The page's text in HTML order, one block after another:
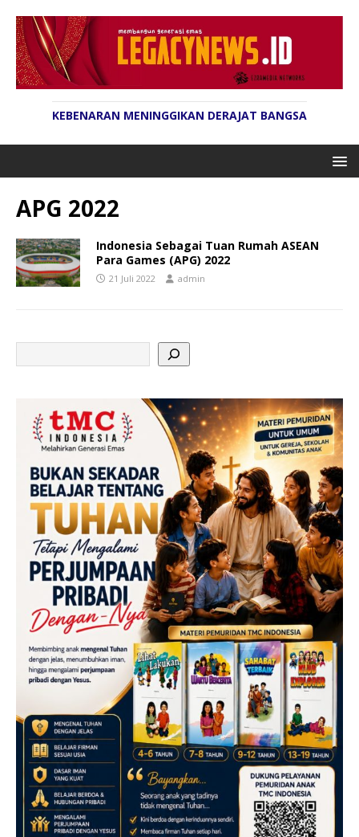
KEBENARAN MENINGGIKAN DERAJAT BANGSA
APG 2022
Indonesia Sebagai Tuan Rumah ASEAN
Para Games (APG) 2022
21 Juli 2022 admin